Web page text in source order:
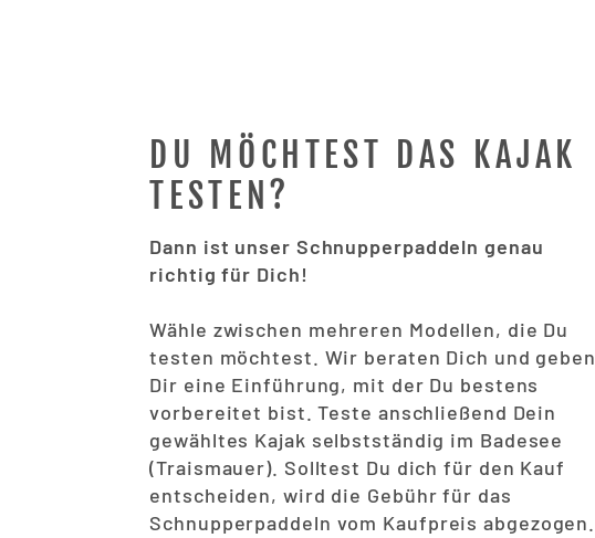
DU MÖCHTEST DAS KAJAK
TESTEN?
Dann ist unser Schnupperpaddeln genau
richtig für Dich!
Wähle zwischen mehreren Modellen, die Du
testen möchtest. Wir beraten Dich und geben
Dir eine Einführung, mit der Du bestens
vorbereitet bist. Teste anschließend Dein
gewähltes Kajak selbstständig im Badesee
(Traismauer). Solltest Du dich für den Kauf
entscheiden, wird die Gebühr für das
Schnupperpaddeln vom Kaufpreis abgezogen.